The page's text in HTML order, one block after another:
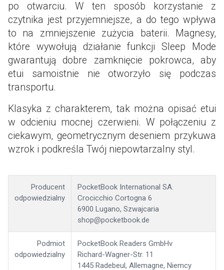
po otwarciu. W ten sposób korzystanie z
czytnika jest przyjemniejsze, a do tego wpływa
to na zmniejszenie zużycia baterii. Magnesy,
które wywołują działanie funkcji Sleep Mode
gwarantują dobre zamknięcie pokrowca, aby
etui samoistnie nie otworzyło się podczas
transportu.
Klasyka z charakterem, tak można opisać etui
w odcieniu mocnej czerwieni. W połączeniu z
ciekawym, geometrycznym deseniem przykuwa
wzrok i podkreśla Twój niepowtarzalny styl.
Producent
odpowiedzialny
PocketBook International SA.
Crocicchio Cortogna 6
6900 Lugano, Szwajcaria
shop@pocketbook.de
Podmiot
odpowiedzialny
PocketBook Readers GmbHv
Richard-Wagner-Str. 11
1445 Radebeul, Allemagne, Niemcy